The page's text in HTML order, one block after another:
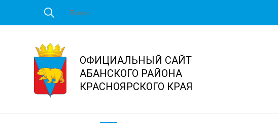
основному
ОФИЦИАЛЬНЫЙ САЙТ
АБАНСКОГО РАЙОНА
КРАСНОЯРСКОГО КРАЯ